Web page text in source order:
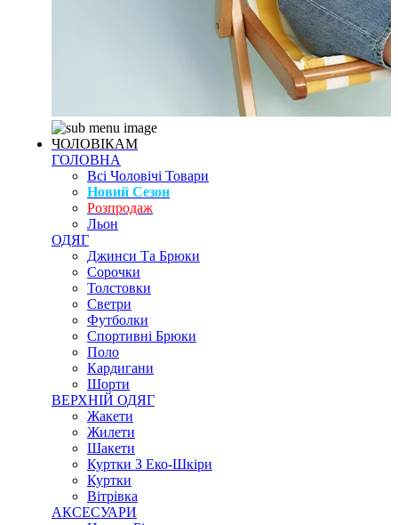
ЧОЛОВІКАМ
ГОЛОВНА
Всі Чоловічі Товари
Новий Сезон
Розпродаж
Льон
ОДЯГ
Джинси Та Брюки
Сорочки
Толстовки
Светри
Футболки
Спортивні Брюки
Поло
Кардигани
Шорти
ВЕРХНІЙ ОДЯГ
Жакети
Жилети
Шакети
Куртки З Еко-Шкіри
Куртки
Вітрівка
АКСЕСУАРИ